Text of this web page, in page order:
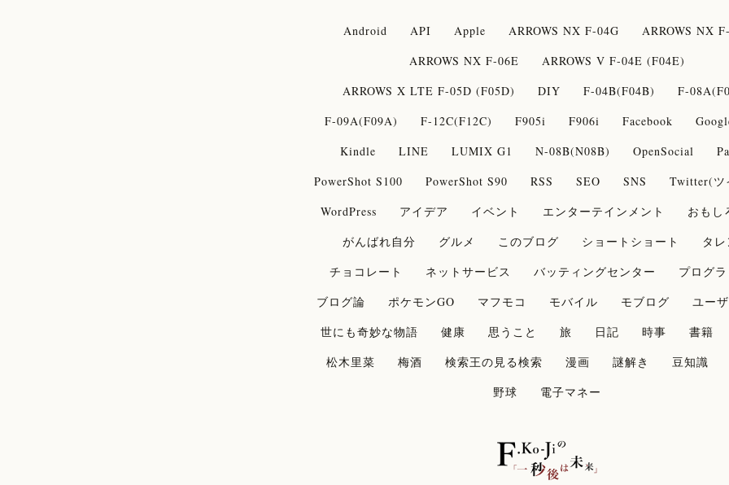
Android API Apple ARROWS NX F-04G
ARROWS NX
ARROWS NX F-06E
ARROWS V F-04E (F04E)
ARROWS X LTE F-05D (F05D)
DIY F-04B(F04B)
F-
F-09A(F09A)
F-12C(F12C) F905i F906i Facebook
Kindle
LINE LUMIX G1 N-08B(N08B) OpenSocial
PowerShot S100
PowerShot S90 RSS SEO SNS
Twitter(ツ
WordPress
アイデア イベント エンターテインメント
おもし
がんばれ自分
グルメ このブログ ショートショート
タレ
チョコレート
ネットサービス バッティングセンター
プログ
ブログ論
ポケモンGO マフモコ モバイル モブログ
ユー
世にも奇妙な物語
健康 思うこと 旅 日記 時事 書籍
松木里菜
梅酒 検索王の見る検索 漫画 謎解き 豆知識
野球
電子マネー